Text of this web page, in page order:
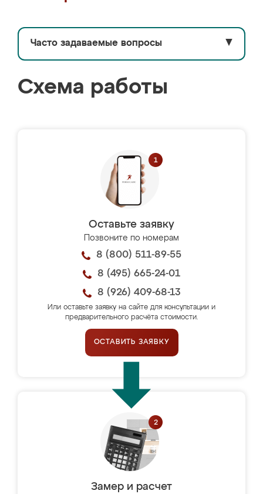
Часто задаваемые вопросы ▼
Схема работы
Оставьте заявку
Позвоните по номерам
8 (800) 511-89-55
8 (495) 665-24-01
8 (926) 409-68-13
Или оставьте заявку на сайте для консультации и
предварительного расчёта стоимости.
ОСТАВИТЬ ЗАЯВКУ
Замер и расчет